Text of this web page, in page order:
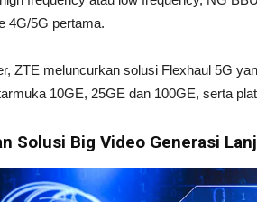
4G/5G pertama.
ZTE meluncurkan solusi Flexhaul 5G
10GE, 25GE dan 100GE, serta
Solusi Big Video Generasi